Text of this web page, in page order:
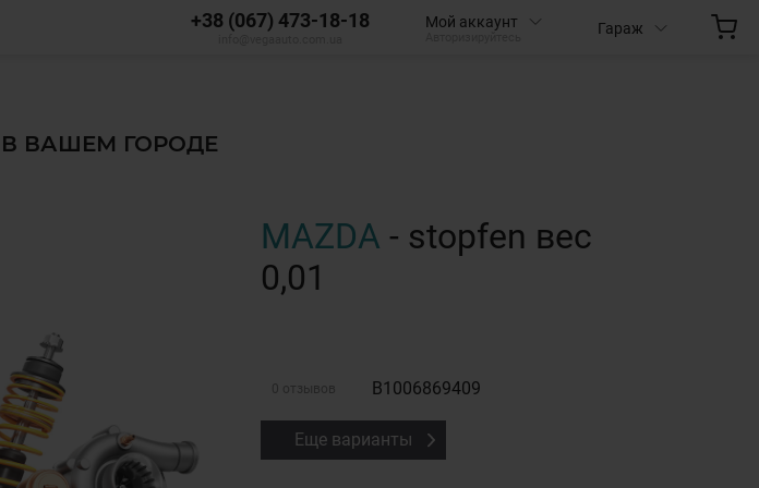
+38 (067) 473-18-18 Мой аккаунт Гараж
В ВАШЕМ ГОРОДЕ
MAZDA - stopfen вес
0,01
0 отзывов B1006869409
Еще варианты